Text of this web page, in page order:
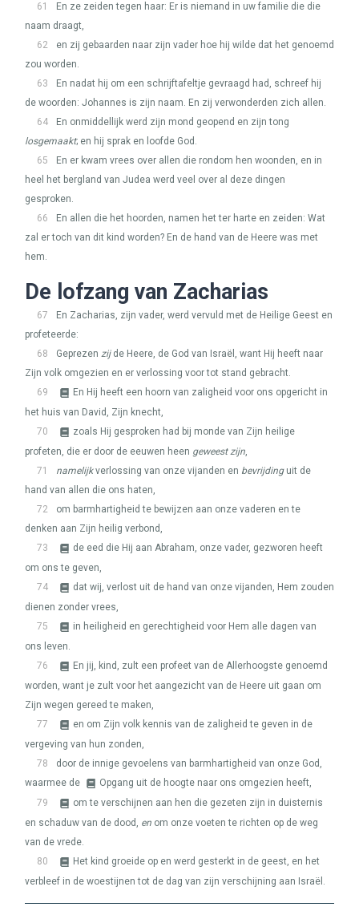
61
En ze zeiden tegen haar: Er is niemand in uw familie die die
naam draagt,
62
en zij gebaarden naar zijn vader hoe hij wilde dat het genoemd
zou worden.
63
En nadat hij om een schrijftafeltje gevraagd had, schreef hij
de woorden: Johannes is zijn naam. En zij verwonderden zich allen.
64
En onmiddellijk werd zijn mond geopend en zijn tong
losgemaakt; en hij sprak en loofde God.
65
En er kwam vrees over allen die rondom hen woonden, en in
heel het bergland van Judea werd veel over al deze dingen
gesproken.
66
En allen die het hoorden, namen het ter harte en zeiden: Wat
zal er toch van dit kind worden? En de hand van de Heere was met
hem.
De lofzang van Zacharias
67
En Zacharias, zijn vader, werd vervuld met de Heilige Geest en
profeteerde:
68
Geprezen zijde Heere, de God van Israël, want Hij heeft naar
Zijn volk omgezien en er verlossing voor tot stand gebracht.
69
En Hij heeft een hoorn van zaligheid voor ons opgericht in
het huis van David, Zijn knecht,
70
zoals Hij gesproken had bij monde van Zijn heilige
profeten, die er door de eeuwen heen geweest zijn,
71
namelijkverlossing van onze vijanden en bevrijdinguit de
hand van allen die ons haten,
72
om barmhartigheid te bewijzen aan onze vaderen en te
denken aan Zijn heilig verbond,
73
de eed die Hij aan Abraham, onze vader, gezworen heeft
om ons te geven,
74
dat wij, verlost uit de hand van onze vijanden, Hem zouden
dienen zonder vrees,
75
in heiligheid en gerechtigheid voor Hem alle dagen van
ons leven.
76
En jij, kind, zult een profeet van de Allerhoogste genoemd
worden, want je zult voor het aangezicht van de Heere uit gaan om
Zijn wegen gereed te maken,
77
en om Zijn volk kennis van de zaligheid te geven in de
vergeving van hun zonden,
78
door de innige gevoelens van barmhartigheid van onze God,
waarmee de
Opgang uit de hoogte naar ons omgezien heeft,
79
om te verschijnen aan hen die gezeten zijn in duisternis
en schaduw van de dood, en om onze voeten te richten op de weg
van de vrede.
80
Het kind groeide op en werd gesterkt in de geest, en het
verbleef in de woestijnen tot de dag van zijn verschijning aan Israël.